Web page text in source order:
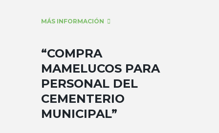
MÁS INFORMACIÓN
“COMPRA
MAMELUCOS PARA
PERSONAL DEL
CEMENTERIO
MUNICIPAL”